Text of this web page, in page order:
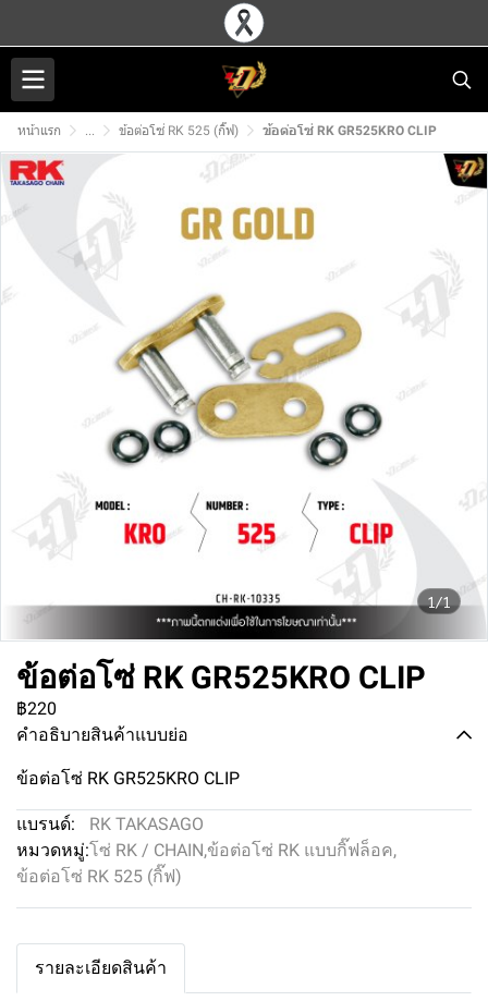
หน้าแรก ... ข้อต่อโซ่ RK 525 (กิ๊ฟ) ข้อต่อโซ่ RK GR525KRO CLIP
1/1
ข้อต่อโซ่ RK GR525KRO CLIP
฿220
คำอธิบายสินค้าแบบย่อ
ข้อต่อโซ่ RK GR525KRO CLIP
แบรนด์:
RK TAKASAGO
หมวดหมู่:โซ่ RK / CHAIN,ข้อต่อโซ่ RK แบบกิ๊ฟล็อค,
ข้อต่อโซ่ RK 525 (กิ๊ฟ)
รายละเอียดสินค้า